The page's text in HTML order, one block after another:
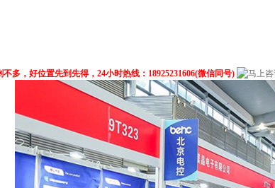
多，好位置先到先得，24小时热线：18925231606(微信同号)